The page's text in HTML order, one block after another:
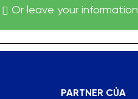
Or leave your information
PARTNER CỦA